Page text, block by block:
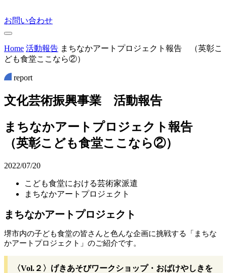
お問い合わせ
Home 活動報告 まちなかアートプロジェクト報告 （英彰こ
ども食堂ここなら②）
report
文化芸術振興事業 活動報告
まちなかアートプロジェクト報告
（英彰こども食堂ここなら②）
2022/07/20
こども食堂における芸術家派遣
まちなかアートプロジェクト
まちなかアートプロジェクト
堺市内の子ども食堂の皆さんと色んな企画に挑戦する「まちな
かアートプロジェクト」のご紹介です。
〈Vol.２〉げきあそびワークショップ・おばけやしきを